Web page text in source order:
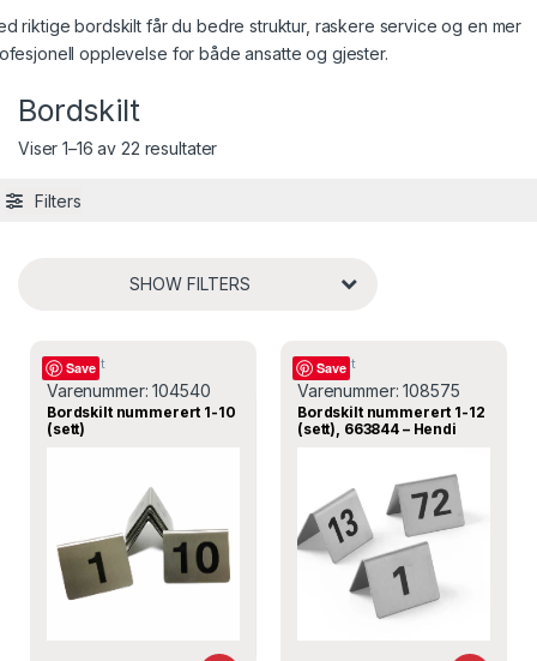
riktige bordskilt får du bedre struktur, raskere service og en mer
opplevelse for både ansatte og gjester.
Bordskilt
Viser 1–16 av 22 resultater
Filters
SHOW FILTERS
Save
Bordskilt
Varenummer:104540
Bordskilt nummerert 1-10
(sett)
Save
Bordskilt
Varenummer:108575
Bordskilt nummerert 1-12
(sett), 663844 – Hendi